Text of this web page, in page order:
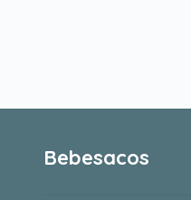
Bebesacos